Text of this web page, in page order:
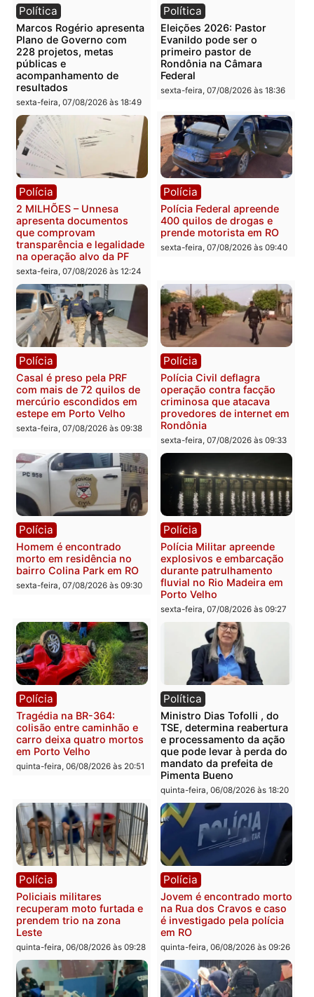
Você também vai querer ler...
Política
Marcos Rogério apresenta
Plano de Governo com
228 projetos, metas
públicas e
acompanhamento de
resultados
sexta-feira, 07/08/2026 às 18:49
Política
Eleições 2026: Pastor
Evanildo pode ser o
primeiro pastor de
Rondônia na Câmara
Federal
sexta-feira, 07/08/2026 às
Polícia
2 MILHÕES – Unnesa
apresenta documentos
que comprovam
transparência e legalidade
na operação alvo da PF
sexta-feira, 07/08/2026 às 12:24
Polícia
Polícia Federal apreende
400 quilos de drogas e
prende motorista em RO
sexta-feira, 07/08/2026 às
Polícia
Casal é preso pela PRF
com mais de 72 quilos de
mercúrio escondidos em
estepe em Porto Velho
Polícia
Polícia Civil deflagra
operação contra facção
criminosa que atacava
provedores de internet
Rondônia
sexta-feira, 07/08/2026 às
Polícia
Homem é encontrado
morto em residência no
bairro Colina Park em RO
Polícia
Polícia Militar apreende
explosivos e
durante patrulhamento
fluvial no Rio Madeira em
Porto Velho
sexta-feira, 07/08/2026 às
Polícia
Tragédia na BR-364:
colisão entre caminhão e
carro deixa quatro mortos
em Porto Velho
quinta-feira, 06/08/2026 às 20:51
Política
Ministro Dias Tofolli , do
TSE, determina
e processamento da
que pode levar à perda
mandato da prefeita de